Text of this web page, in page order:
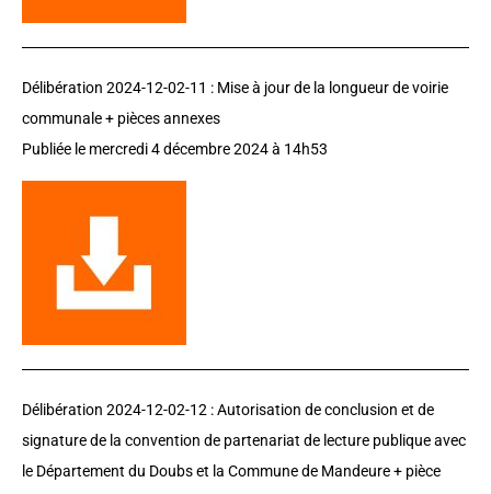
Délibération 2024-12-02-11 : Mise à jour de la longueur de voirie
communale + pièces annexes
Publiée le mercredi 4 décembre 2024à 14h53
Délibération 2024-12-02-12 :Autorisation de conclusion et de
signature de la convention de partenariat de lecture publique avec
le Département du Doubs et la Commune de Mandeure + pièce